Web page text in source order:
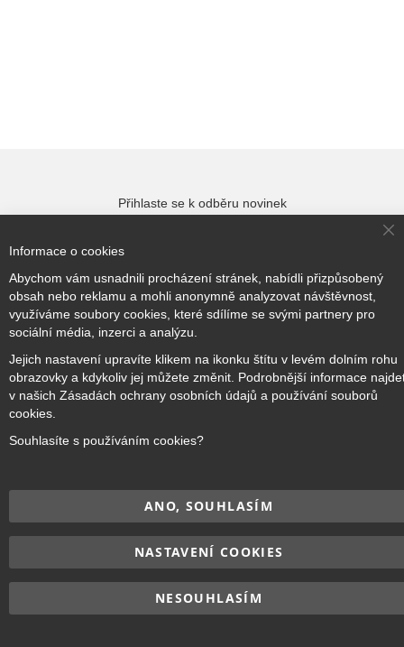
Přihlaste se k odběru novinek
Přihlásit odběr
Copyright © 2017–2026BRIDGE Academy , Všechna práva
vyhrazena.
Informace o cookies
Abychom vám usnadnili procházení stránek, nabídli přizpůsobený
obsah nebo reklamu a mohli anonymně analyzovat návštěvnost,
využíváme soubory cookies, které sdílíme se svými partnery pro
sociální média, inzerci a analýzu.
Jejich nastavení upravíte klikem na ikonku štítu v levém dolním rohu
obrazovky a kdykoliv jej můžete změnit. Podrobnější informace
v našich Zásadách ochrany osobních údajů a používání souborů
cookies.
Souhlasíte s používáním cookies?
ANO, SOUHLASÍM
NASTAVENÍ COOKIES
NESOUHLASÍM